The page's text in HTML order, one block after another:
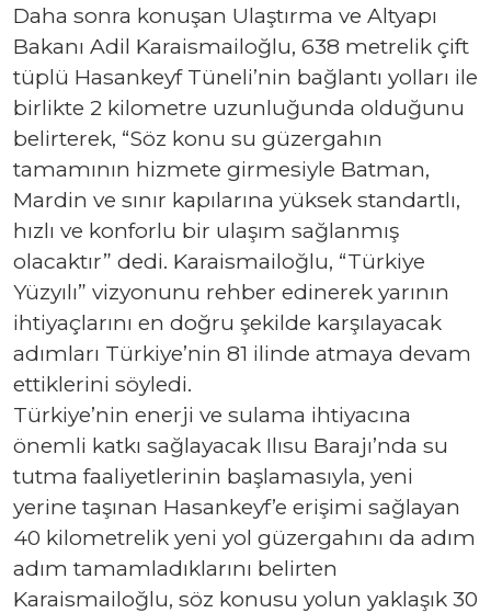
Daha sonra konuşan Ulaştırma ve Altyapı
Bakanı Adil Karaismailoğlu, 638 metrelik çift
tüplü Hasankeyf Tüneli’nin bağlantı yolları ile
birlikte 2 kilometre uzunluğunda olduğunu
belirterek, “Söz konu su güzergahın
tamamının hizmete girmesiyle Batman,
Mardin ve sınır kapılarına yüksek standartlı,
hızlı ve konforlu bir ulaşım sağlanmış
olacaktır” dedi. Karaismailoğlu, “Türkiye
Yüzyılı” vizyonunu rehber edinerek yarının
ihtiyaçlarını en doğru şekilde karşılayacak
adımları Türkiye’nin 81 ilinde atmaya devam
ettiklerini söyledi.
Türkiye’nin enerji ve sulama ihtiyacına
önemli katkı sağlayacak Ilısu Barajı’nda su
tutma faaliyetlerinin başlamasıyla, yeni
yerine taşınan Hasankeyf’e erişimi sağlayan
40 kilometrelik yeni yol güzergahını da adım
adım tamamladıklarını belirten
Karaismailoğlu, söz konusu yolun yaklaşık 30